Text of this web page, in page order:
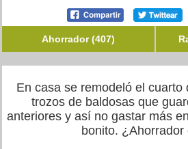
Ahorrador (407)
En casa se remodeló el cuarto
trozos de baldosas que
anteriores y así no gastar más
bonito. ¿Ahorrador